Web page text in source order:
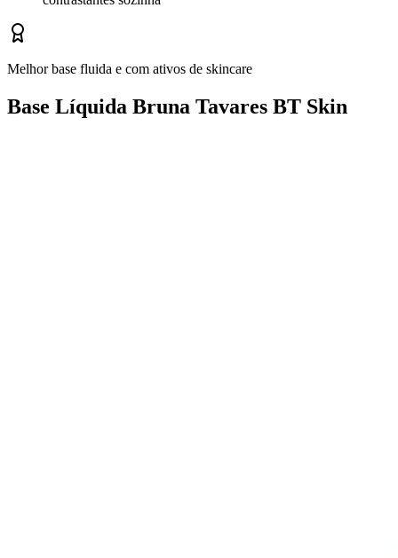
Melhor base fluida e com ativos de skincare
Base Líquida Bruna Tavares BT Skin